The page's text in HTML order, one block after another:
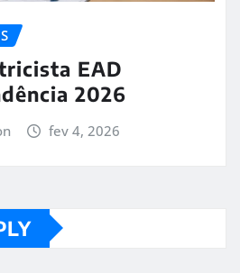
EAD
2026
fev 4, 2026